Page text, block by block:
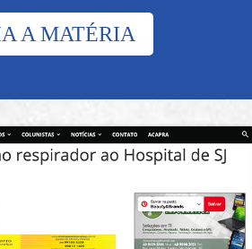
A MATÉRIA